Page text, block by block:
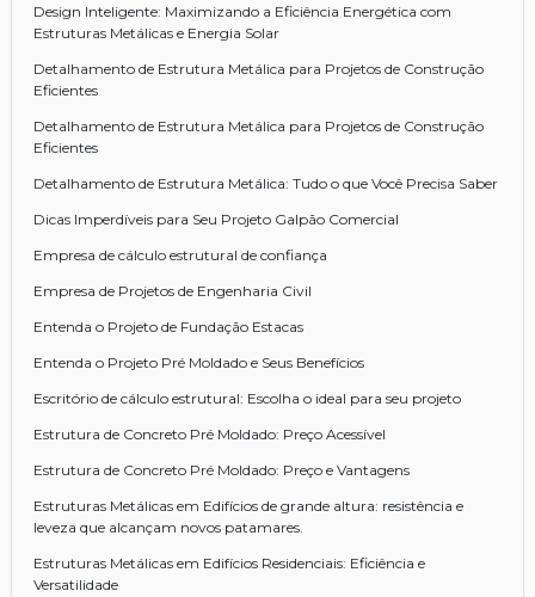
Design Inteligente: Maximizando a Eficiência Energética com
Estruturas Metálicas e Energia Solar
Detalhamento de Estrutura Metálica para Projetos de Construção
Eficientes
Detalhamento de Estrutura Metálica para Projetos de Construção
Eficientes
Detalhamento de Estrutura Metálica: Tudo o que Você Precisa Saber
Dicas Imperdíveis para Seu Projeto Galpão Comercial
Empresa de cálculo estrutural de confiança
Empresa de Projetos de Engenharia Civil
Entenda o Projeto de Fundação Estacas
Entenda o Projeto Pré Moldado e Seus Benefícios
Escritório de cálculo estrutural: Escolha o ideal para seu projeto
Estrutura de Concreto Pré Moldado: Preço Acessível
Estrutura de Concreto Pré Moldado: Preço e Vantagens
Estruturas Metálicas em Edifícios de grande altura: resistência e
leveza que alcançam novos patamares.
Estruturas Metálicas em Edifícios Residenciais: Eficiência e
Versatilidade